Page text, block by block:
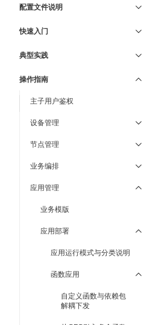
配置文件说明
快速入门
典型实践
操作指南
主子用户鉴权
设备管理
节点管理
业务编排
应用管理
业务模版
应用部署
应用运行模式与分类说明
函数应用
自定义函数与依赖包
解耦下发